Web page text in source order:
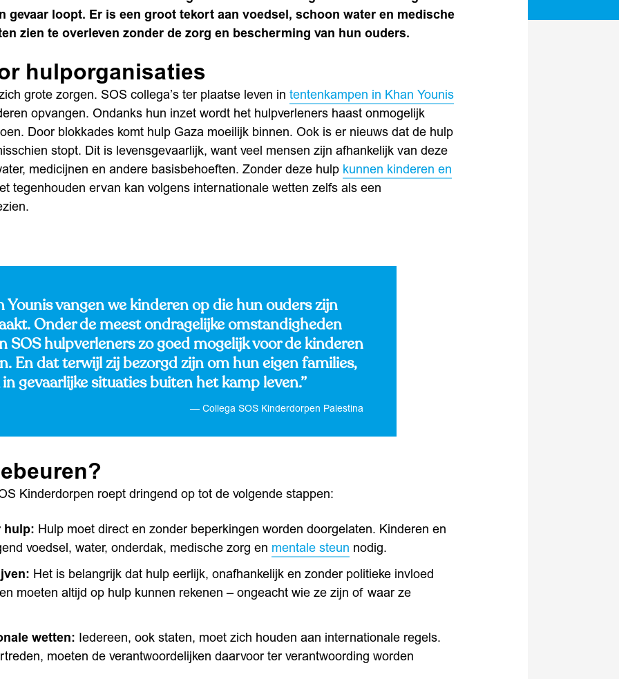
gevaar loopt. Er is een groot tekort aan voedsel, schoon water en medische
zien te overleven zonder de zorg en bescherming van hun ouders.
hulporganisaties
grote zorgen. SOS collega’s ter plaatse leven in tentenkampen in Khan Younis
opvangen. Ondanks hun inzet wordt het hulpverleners haast onmogelijk
Door blokkades komt hulp Gaza moeilijk binnen. Ook is er nieuws dat de hulp
stopt. Dit is levensgevaarlijk, want veel mensen zijn afhankelijk van deze
medicijnen en andere basisbehoeften. Zonder deze hulp kunnen kinderen en
tegenhouden ervan kan volgens internationale wetten zelfs als een
Younis vangen we kinderen op die hun ouders zijn
Onder de meest ondragelijke omstandigheden
SOS hulpverleners zo goed mogelijk voor de kinderen
En dat terwijl zij bezorgd zijn om hun eigen families,
gevaarlijke situaties buiten het kamp leven.”
Collega SOS Kinderdorpen Palestina
Kinderdorpen roept dringend op tot de volgende stappen:
hulp: Hulp moet direct en zonder beperkingen worden doorgelaten. Kinderen en
voedsel, water, onderdak, medische zorg en mentale steun nodig.
Het is belangrijk dat hulp eerlijk, onafhankelijk en zonder politieke invloed
moeten altijd op hulp kunnen rekenen – ongeacht wie ze zijn of waar ze
wetten: Iedereen, ook staten, moet zich houden aan internationale regels.
moeten de verantwoordelijken daarvoor ter verantwoording worden